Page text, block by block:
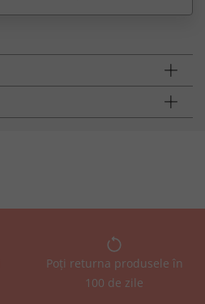
Poți returna produsele în
100 de zile